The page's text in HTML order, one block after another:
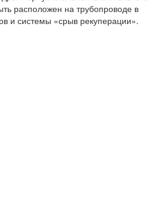
расположен на трубопроводе в
и системы «срыв рекуперации».